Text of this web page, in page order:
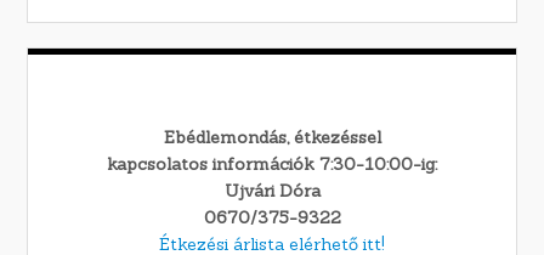
Ebédlemondás, étkezéssel
kapcsolatos információk 7:30-10:00-ig:
Ujvári Dóra
0670/375-9322
Étkezési árlista elérhető itt!